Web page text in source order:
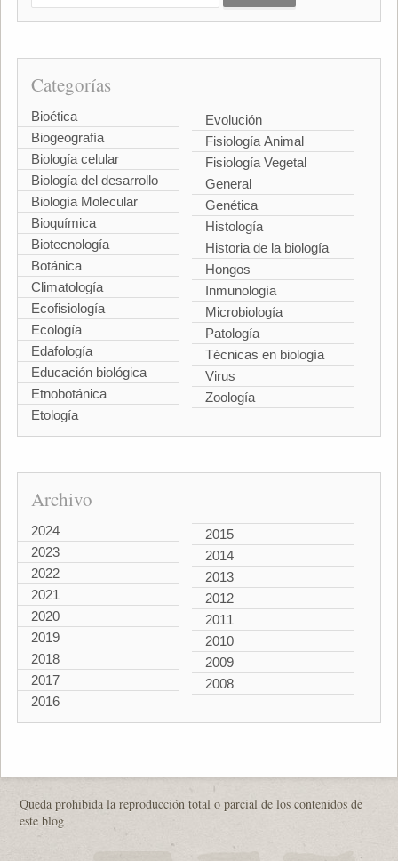
Categorías
Bioética
Biogeografía
Biología celular
Biología del desarrollo
Biología Molecular
Bioquímica
Biotecnología
Botánica
Climatología
Ecofisiología
Ecología
Edafología
Educación biológica
Etnobotánica
Etología
Evolución
Fisiología Animal
Fisiología Vegetal
General
Genética
Histología
Historia de la biología
Hongos
Inmunología
Microbiología
Patología
Técnicas en biología
Virus
Zoología
Archivo
2024
2023
2022
2021
2020
2019
2018
2017
2016
2015
2014
2013
2012
2011
2010
2009
2008
Queda prohibida la reproducción total o parcial de los contenidos de
este blog